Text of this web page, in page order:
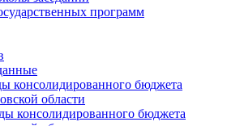
программ
консолидированного бюджета
области
консолидированного бюджета